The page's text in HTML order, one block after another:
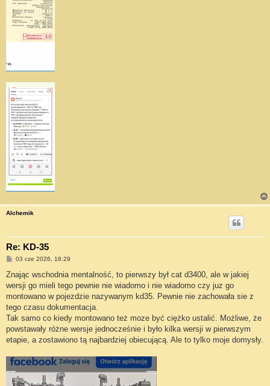
Alchemik
Re: KD-35
P
s
03 cze 2026, 16:29
Znając wschodnia mentalność, to pierwszy był cat d3400, ale w jakiej
wersji go mieli tego pewnie nie wiadomo i nie wiadomo czy juz go
montowano w pojezdzie nazywanym kd35. Pewnie nie zachowała sie z
tego czasu dokumentacja.
Tak samo co kiedy montowano też moze być ciężko ustalić. Możliwe, że
powstawały różne wersje jednocześnie i było kilka wersji w pierwszym
etapie, a zostawiono tą najbardziej obiecującą. Ale to tylko moje domysły.